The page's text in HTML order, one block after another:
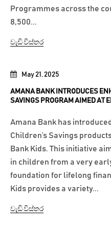
May 21, 2025
AMANA BANK INTRODUCES
SAVINGS PROGRAM AIMED AT
Amana Bank has
Children’s Savings
Bank Kids. This initiative
in children from a very
foundation for lifelong
Kids provides a variety...
වැඩි විස්තර
Programmes across the
8,500...
වැඩි විස්තර